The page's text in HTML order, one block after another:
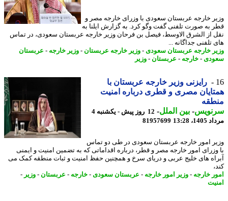
خارجه عربستان سعودی با وزرای خارجه مصر و
به صورت تلفنی گفت وگو کرد. به گزارش ایلنا به
از الشرق الاوسط، فیصل بن فرحان وزیر خارجه عربستان سعودی، در تماس
تلفنی جداگانه ...
خارجه عربستان سعودی-وزیر خارجه عربستان-وزیر خارجه-عربستان
-خارجه-عربستان-وزیر
رایزنی وزیر خارجه عربستان با
مصری و قطری درباره امنیت
-بین الملل-
12 روز پیش - یکشنبه 4
13:28
81957699
امور خارجه عربستان سعودی در طی دو تماس
امور خارجه مصر و قطر، درباره اقداماتی که به تضمین امنیت و ایمنی
های خلیج عربی و دریای سرخ و همچنین حفظ امنیت و ثبات منطقه کمک می
خارجه-وزیر امور خارجه-عربستان سعودی-خارجه-عربستان-وزیر -